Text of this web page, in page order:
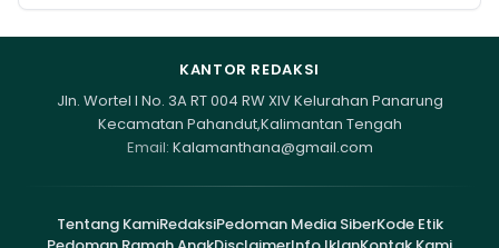
KANTOR REDAKSI
Jln. Wortel I No. 3A RT 004 RW XIV Kelurahan Panarung
Kecamatan Pahandut,Kalimantan Tengah
Email: Kalamanthana@gmail.com
Tentang KamiRedaksiPedoman Media SiberKode Etik